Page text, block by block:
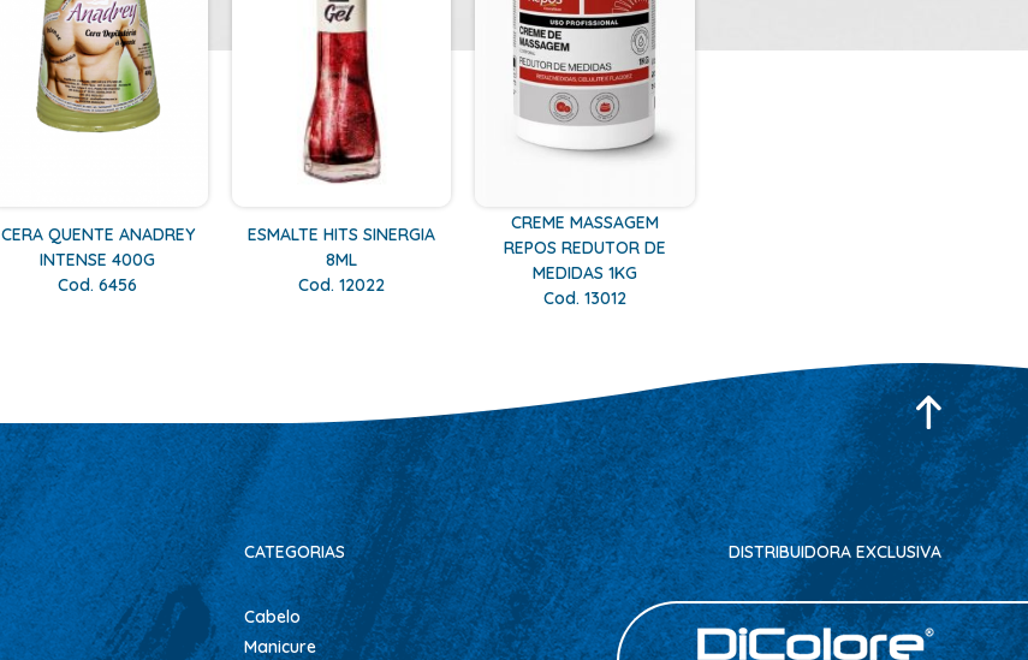
CERA QUENTE ANADREY
INTENSE 400G
Cod. 6456
ESMALTE HITS SINERGIA
8ML
Cod. 12022
CREME MASSAGEM
REPOS REDUTOR DE
MEDIDAS 1KG
Cod. 13012
CATEGORIAS
Cabelo
Manicure
DISTRIBUIDORA EXCLUSIVA